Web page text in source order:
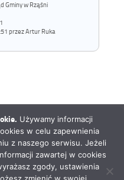
Gminy w Rząśni
przez Artur Ruka
Używamy informacji
w celu zapewnienia
z naszego serwisu. Jeżeli
zawartej w cookies
zgody, ustawienia